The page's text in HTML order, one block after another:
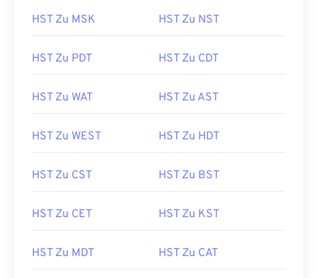
HST Zu MSK HST Zu NST
HST Zu PDT HST Zu CDT
HST Zu WAT HST Zu AST
HST Zu WEST HST Zu HDT
HST Zu CST HST Zu BST
HST Zu CET HST Zu KST
HST Zu MDT HST Zu CAT